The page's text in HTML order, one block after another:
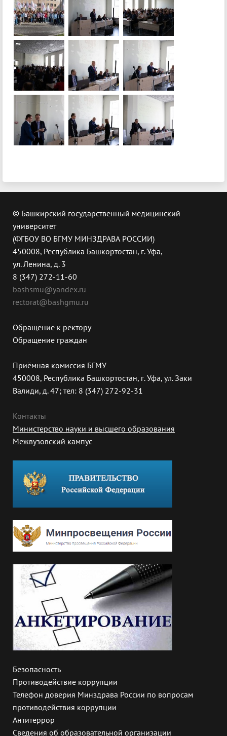
© Башкирский государственный медицинский
университет
(ФГБОУ ВО БГМУ МИНЗДРАВА РОССИИ)
450008, Республика Башкортостан, г. Уфа,
ул. Ленина, д. 3
8 (347) 272-11-60
bashsmu@yandex.ru
rectorat@bashgmu.ru
Обращение к ректору
Обращение граждан
Приёмная комиссия БГМУ
450008, Республика Башкортостан, г. Уфа, ул. Заки
Валиди, д. 47; тел: 8 (347) 272-92-31
Контакты
Министерство науки и высшего образования
Межвузовский кампус
Безопасность
Противодействие коррупции
Телефон доверия Минздрава России по вопросам
противодействия коррупции
Антитеррор
Сведения об образовательной организации